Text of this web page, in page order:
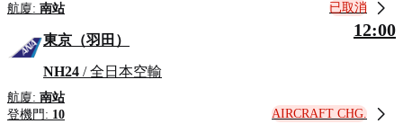
航廈: 南站 已取消
東京（羽田）
NH24 / 全日本空輸
航廈: 南站
登機門: 10
12:00
AIRCRAFT CHG.